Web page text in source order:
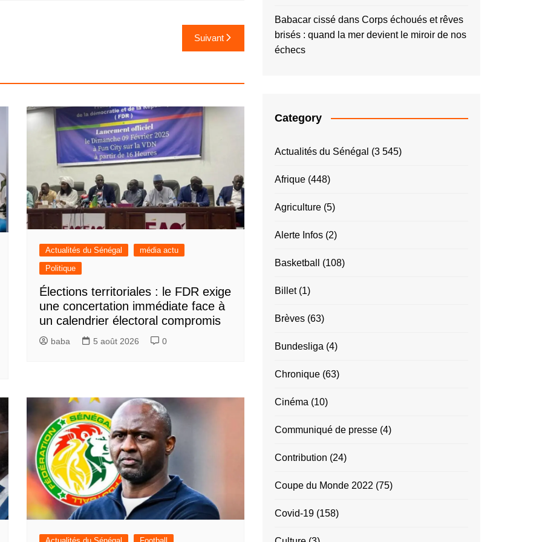
Suivant
Actualités du Sénégal
média actu
Politique
Élections territoriales : le FDR exige
une concertation immédiate face à
un calendrier électoral compromis
baba 5 août 2026 0
Babacar cissé dans Corps échoués et rêves
brisés : quand la mer devient le miroir de nos
échecs
Category
Actualités du Sénégal (3 545)
Afrique (448)
Agriculture (5)
Alerte Infos (2)
Basketball (108)
Billet(1)
Brèves (63)
Bundesliga (4)
Chronique (63)
Cinéma (10)
Communiqué de presse (4)
Contribution (24)
Coupe du Monde 2022 (75)
Covid-19 (158)